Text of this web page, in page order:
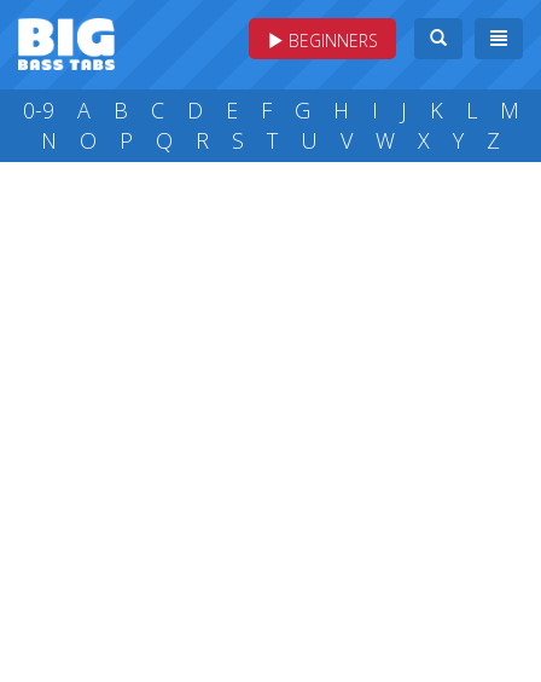
BEGINNERS
0-9 A B C D E F G H I J K L
M
N
O P Q R S T U V W X Y Z